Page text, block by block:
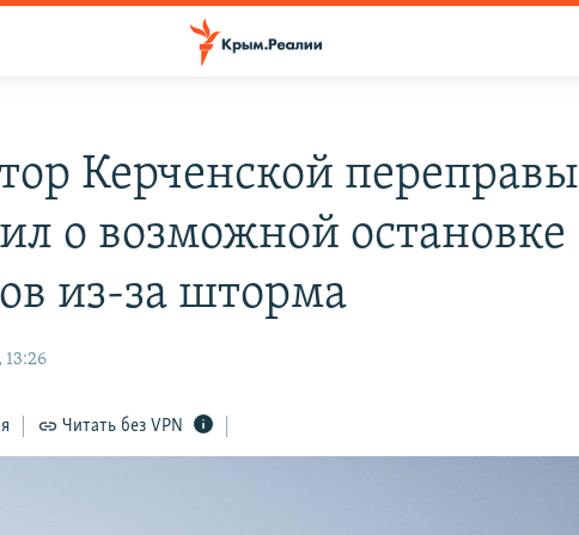
Керченской переправы
о возможной остановке
из-за шторма
13:26
Читать без VPN